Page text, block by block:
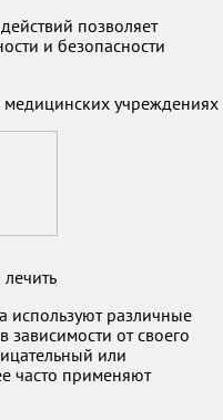
позволяет
и безопасности
используют различные
от своего
или
часто применяют